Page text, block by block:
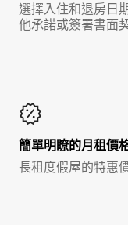
選擇入住和退房日
他承諾或簽署書面
簡單明瞭的月租價
長租度假屋的特惠